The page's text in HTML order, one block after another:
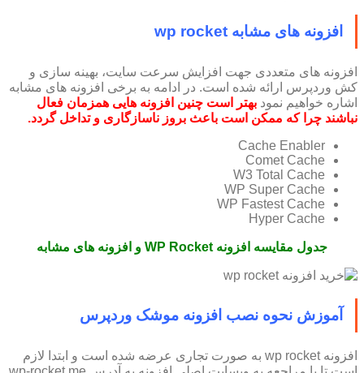
افزونه های مشابه wp rocket
افزونه های متعددی جهت افزایش سرعت سایت، بهینه سازی و
کش وردپرس ارائه شده است. در ادامه به برخی افزونه های مشابه
اشاره خواهیم نمود بهتر است چنین افزونه هایی همزمان فعال
نباشند چرا که ممکن است باعث بروز ناسازگاری و تداخل گردد.
Cache Enabler
Comet Cache
W3 Total Cache
WP Super Cache
WP Fastest Cache
Hyper Cache
جدول مقایسه افزونه WP Rocket و افزونه های مشابه
آموزش نحوه نصب افزونه موشک وردپرس
افزونه wp rocket به صورت تجاری عرضه شده است و ابتدا لازم